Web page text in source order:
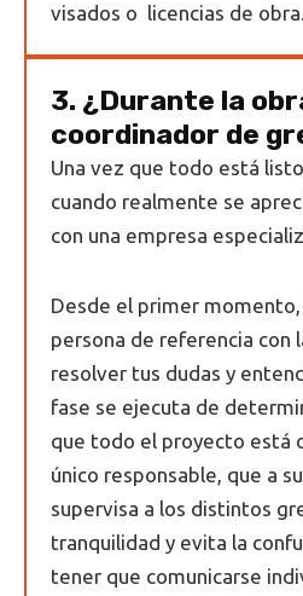
visados o licencias de obra.
3. ¿Durante la
coordinador de
Una vez que todo está
cuando realmente se
con una empresa
Desde el primer momento,
persona de referencia con
resolver tus dudas y
fase se ejecuta de
que todo el proyecto está
único responsable, que a
supervisa a los distintos
tranquilidad y evita la
tener que comunicarse